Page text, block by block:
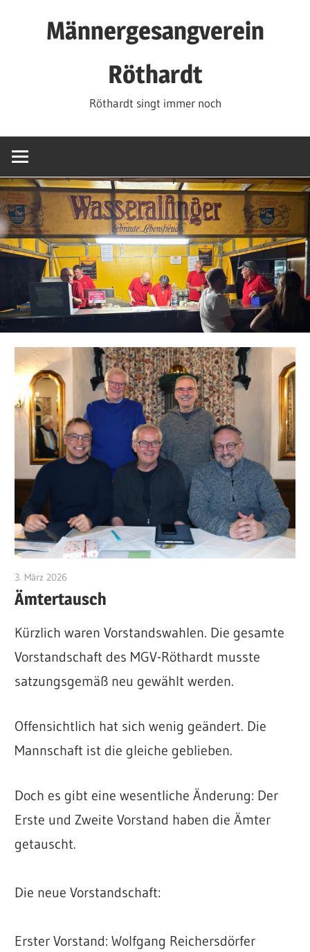
Männergesangverein
Röthardt
Röthardt singt immer noch
3. März 2026
Ämtertausch
Kürzlich waren Vorstandswahlen. Die gesamte
Vorstandschaft des MGV-Röthardt musste
satzungsgemäß neu gewählt werden.
Offensichtlich hat sich wenig geändert. Die
Mannschaft ist die gleiche geblieben.
Doch es gibt eine wesentliche Änderung: Der
Erste und Zweite Vorstand haben die Ämter
getauscht.
Die neue Vorstandschaft:
Erster Vorstand: Wolfgang Reichersdörfer